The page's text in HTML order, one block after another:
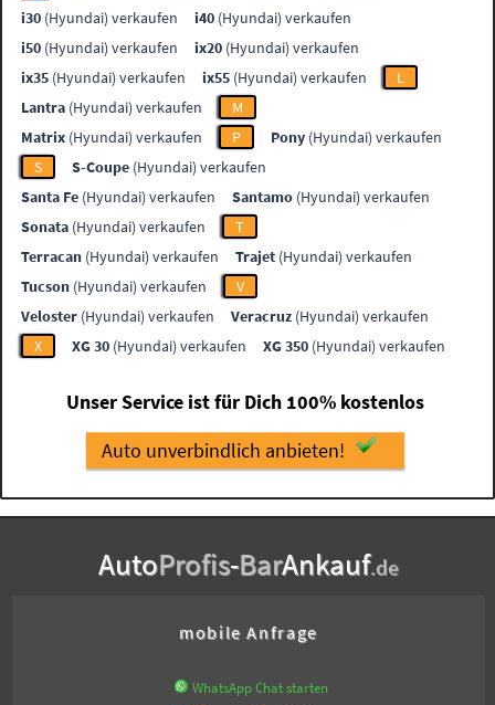
i30 (Hyundai) verkaufen i40 (Hyundai) verkaufen
i50 (Hyundai) verkaufen ix20 (Hyundai) verkaufen
ix35 (Hyundai) verkaufen ix55 (Hyundai) verkaufen
L
Lantra (Hyundai) verkaufen
M
Matrix (Hyundai) verkaufen P Pony (Hyundai) verkaufen
S
S-Coupe (Hyundai) verkaufen
Santa Fe (Hyundai) verkaufen Santamo (Hyundai) verkaufen
Sonata (Hyundai) verkaufen
T
Terracan (Hyundai) verkaufen Trajet (Hyundai) verkaufen
Tucson (Hyundai) verkaufen
V
Veloster (Hyundai) verkaufen Veracruz(Hyundai) verkaufen
X
XG 30 (Hyundai) verkaufen XG 350 (Hyundai) verkaufen
Unser Service ist für Dich 100% kostenlos
Auto unverbindlich anbieten!
AutoProfis-BarAnkauf.de
mobile Anfrage
WhatsApp Chat starten